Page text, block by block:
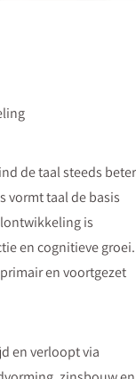
de taal steeds beter
vormt taal de basis
is
en cognitieve groei.
en voortgezet
en verloopt via